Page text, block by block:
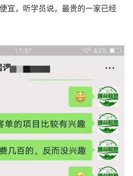
宜，听学员说，最贵的一家已经